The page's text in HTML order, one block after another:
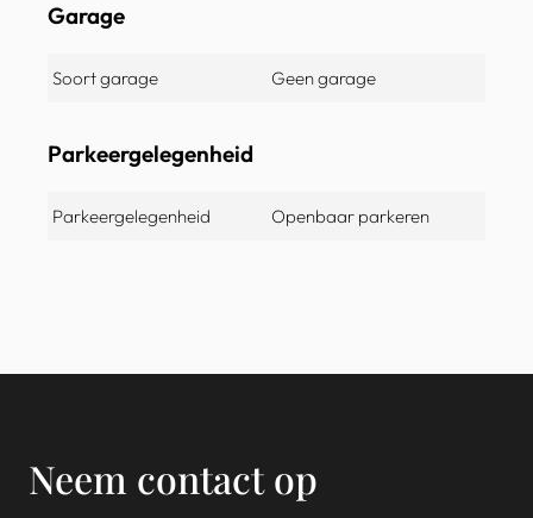
Garage
Soort garage Geen garage
Parkeergelegenheid
Parkeergelegenheid Openbaar parkeren
Neem contact op